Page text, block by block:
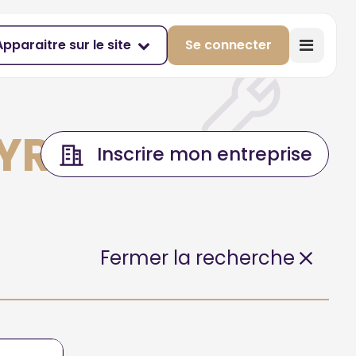
sur le site Se connecter
Inscrire mon entreprise
Fermer la recherche